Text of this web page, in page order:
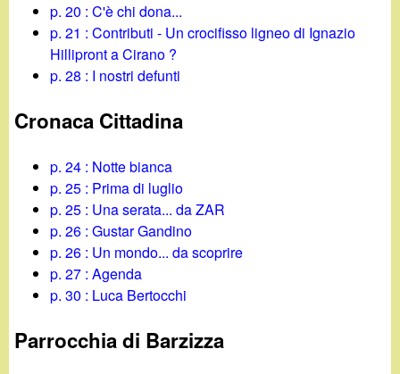
p. 20 : C'è chi dona...
p. 21 : Contributi - Un crocifisso ligneo di Ignazio
Hillipront a Cirano ?
p. 28 : I nostri defunti
Cronaca Cittadina
p. 24 : Notte bianca
p. 25 : Prima di luglio
p. 25 : Una serata... da ZAR
p. 26 : Gustar Gandino
p. 26 : Un mondo... da scoprire
p. 27 : Agenda
p. 30 : Luca Bertocchi
Parrocchia di Barzizza